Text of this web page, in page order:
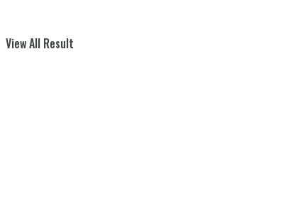
View All Result